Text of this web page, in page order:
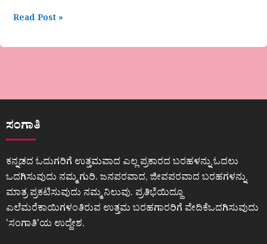
Read Post »
ಸಂಗಾತಿ
ಕನ್ನಡದ ಓದುಗರಿಗೆ ಉತ್ತಮವಾದ ಎಲ್ಲ ಪ್ರಕಾರದ ಬರಹಳನ್ನು ಓದಲು
ಒದಗಿಸುವುದು ನಮ್ಮ ಗುರಿ. ಜನಪರವಾದ, ಜೀವಪರವಾದ ಬರಹಗಳನ್ನು
ಮಾತ್ರ ಪ್ರಕಟಿಸುವುದು ನಮ್ಮ ನಿಲುವು. ಪ್ರತಿಭೆಯಿದ್ದೂ
ಎಲೆಮರೆಕಾಯಿಗಳಂತಿರುವ ಉತ್ತಮ ಬರಹಗಾರರಿಗೆ ವೇದಿಕೆಒದಗಿಸುವುದು
ʼಸಂಗಾತಿʼಯ ಉದ್ದೇಶ.